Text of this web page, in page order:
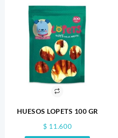
HUESOS LOPETS 100 GR
$ 11.600